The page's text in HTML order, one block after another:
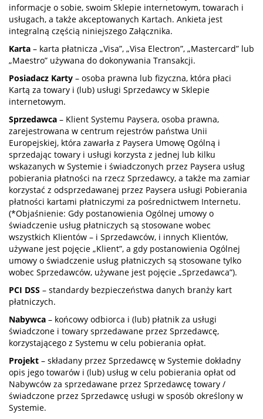
informacje o sobie, swoim Sklepie internetowym, towarach i
usługach, a także akceptowanych Kartach. Ankieta jest
integralną częścią niniejszego Załącznika.
Karta – karta płatnicza „Visa”, „Visa Electron”, „Mastercard” lub
„Maestro” używana do dokonywania Transakcji.
Posiadacz Karty – osoba prawna lub fizyczna, która płaci
Kartą za towary i (lub) usługi Sprzedawcy w Sklepie
internetowym.
Sprzedawca – Klient Systemu Paysera, osoba prawna,
zarejestrowana w centrum rejestrów państwa Unii
Europejskiej, która zawarła z Paysera Umowę Ogólną i
sprzedając towary i usługi korzysta z jednej lub kilku
wskazanych w Systemie i świadczonych przez Paysera usług
pobierania płatności na rzecz Sprzedawcy, a także ma zamiar
korzystać z odsprzedawanej przez Paysera usługi Pobierania
płatności kartami płatniczymi za pośrednictwem Internetu.
(*Objaśnienie: Gdy postanowienia Ogólnej umowy o
świadczenie usług płatniczych są stosowane wobec
wszystkich Klientów – i Sprzedawców, i innych Klientów,
używane jest pojęcie „Klient”, a gdy postanowienia Ogólnej
umowy o świadczenie usług płatniczych są stosowane tylko
wobec Sprzedawców, używane jest pojęcie „Sprzedawca”).
PCI DSS – standardy bezpieczeństwa danych branży kart
płatniczych.
Nabywca – końcowy odbiorca i (lub) płatnik za usługi
świadczone i towary sprzedawane przez Sprzedawcę,
korzystającego z Systemu w celu pobierania opłat.
Projekt – składany przez Sprzedawcę w Systemie dokładny
opis jego towarów i (lub) usług w celu pobierania opłat od
Nabywców za sprzedawane przez Sprzedawcę towary /
świadczone przez Sprzedawcę usługi w sposób określony w
Systemie.